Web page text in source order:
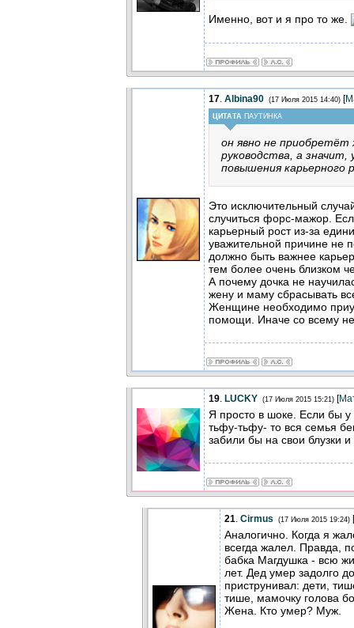
Именно, вот и я про то же.
17. Albina90 (17 Июля 2015 14:40) [
ЦИТАТА ПАУТИНКА
он явно не
руководства, а значит,
повышения
Это исключительный
случиться форс-мажор.
карьерный рост из-за
уважительной причине не
должно быть важнее
тем более очень близком
А почему дочка не
жену и маму сбрасывать
Женщине необходимо
помощи. Иначе со всему
19. LUCKY (17 Июля 2015 15:21) [
Я просто в шоке. Если бы
тьфу-тьфу- то вся семья
забили бы на свои блузки и
21. Cirmus (17 Июля 2015 19:24) [
Аналогично. Когда я
всегда жалел. Правда,
бабка Магдушка - всю
лет. Дед умер задолго
приструнивал: дети,
тише, мамочку голова
Жена. Кто умер? Муж.